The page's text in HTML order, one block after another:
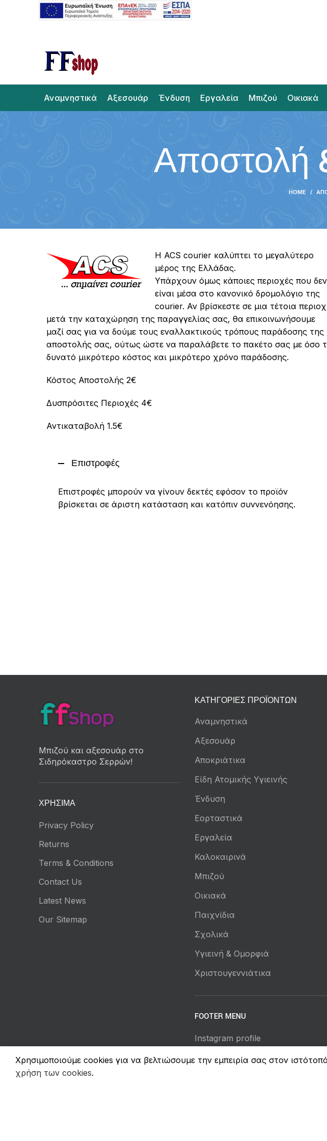
Αναμνηστικά Αξεσουάρ Ένδυση Εργαλεία Μπιζού Οικιακά
Αποστολή
HOME
Η ACS courier καλύπτει το μεγαλύτερο
μέρος της Ελλάδας.
Υπάρχουν όμως κάποιες περιοχές που δεν
είναι μέσα στο κανονικό δρομολόγιο της
courier. Αν βρίσκεστε σε μια τέτοια
μετά την καταχώρηση της παραγγελίας σας, θα επικοινωνήσουμε
μαζί σας για να δούμε τους εναλλακτικούς τρόπους παράδοσης της
αποστολής σας, ούτως ώστε να παραλάβετε το πακέτο σας με όσο
δυνατό μικρότερο κόστος και μικρότερο χρόνο παράδοσης.
Κόστος Αποστολής 2€
Δυσπρόσιτες Περιοχές 4€
Αντικαταβολή 1.5€
Επιστροφές
Επιστροφές μπορούν να γίνουν δεκτές εφόσον το προϊόν
βρίσκεται σε άριστη κατάσταση και κατόπιν συννενόησης.
Μπιζού και αξεσουάρ στο
Σιδηρόκαστρο Σερρών!
ΧΡΉΣΙΜΑ
Privacy Policy
Returns
Terms & Conditions
Contact Us
Latest News
Our Sitemap
ΚΑΤΗΓΟΡΊΕΣ ΠΡΟΪΌΝΤΩΝ
Αναμνηστικά
Αξεσουάρ
Αποκριάτικα
Είδη Ατομικής Υγιεινής
Ένδυση
Εορταστικά
Εργαλεία
Καλοκαιρινά
Μπιζού
Οικιακά
Παιχνίδια
Σχολικά
Υγιεινή & Ομορφιά
Χριστουγεννιάτικα
FOOTER MENU
Instagram profile
New Collection
Χρησιμοποιούμε cookies για να βελτιώσουμε την εμπειρία σας στον
χρήση των cookies.